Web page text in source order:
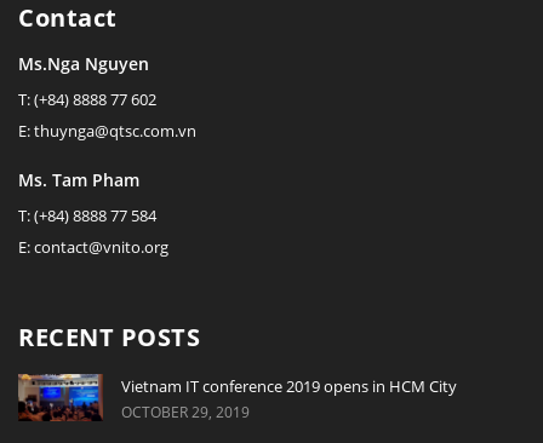
Contact
Ms.Nga Nguyen
T: (+84) 8888 77 602
E: thuynga@qtsc.com.vn
Ms. Tam Pham
T: (+84) 8888 77 584
E: contact@vnito.org
RECENT POSTS
Vietnam IT conference 2019 opens in HCM City
OCTOBER 29, 2019